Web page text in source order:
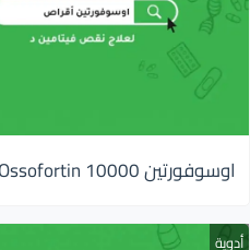
اوسوفورتين 10000 Ossofortin | فيتامين د أقراص
أدوية